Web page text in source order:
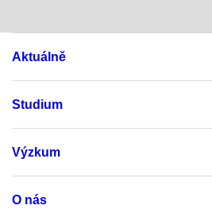
Aktuálně
Studium
Výzkum
O nás